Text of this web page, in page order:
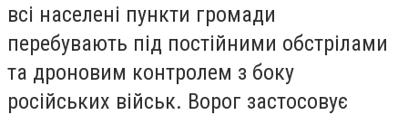
всі населені пункти громади
перебувають під постійними обстрілами
та дроновим контролем з боку
російських військ. Ворог застосовує